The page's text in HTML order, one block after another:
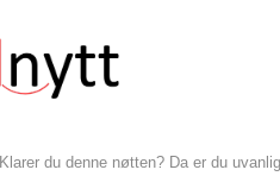
Klarer du denne nøtten? Da er du